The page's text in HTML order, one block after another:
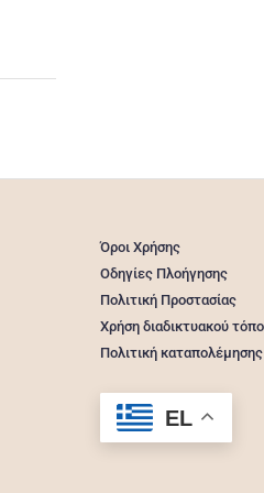
Όροι Χρήσης
Οδηγίες Πλοήγησης
Πολιτική Προστασίας
Χρήση διαδικτυακού
Πολιτική
EL